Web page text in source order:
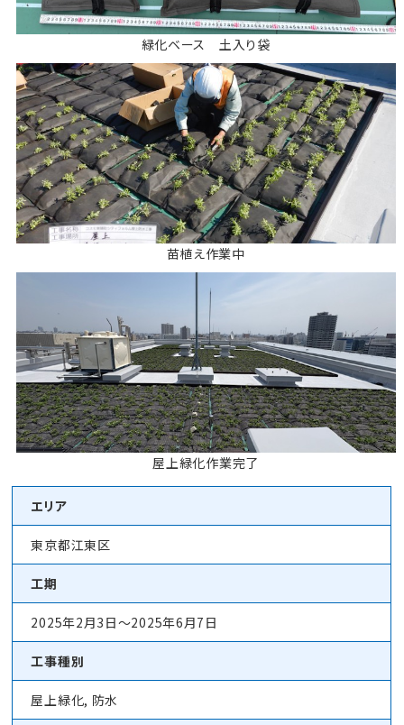
緑化ベース 土入り袋
苗植え作業中
屋上緑化作業完了
エリア
東京都江東区
工期
2025年2月3日～2025年6月7日
工事種別
屋上緑化, 防水